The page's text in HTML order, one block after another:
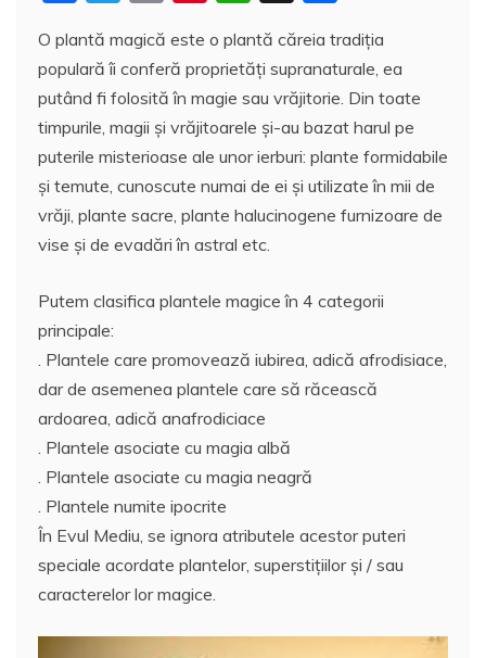
a
c
e
b
o
o
k
itt
er
ai
l
er
e
st
h
at
s
A
p
p
rt
aj
e
a
z
ă
O plantă magică este o plantă căreia tradiția
populară îi conferă proprietăți supranaturale, ea
putând fi folosită în magie sau vrăjitorie. Din toate
timpurile, magii și vrăjitoarele şi-au bazat harul pe
puterile misterioase ale unor ierburi: plante formidabile
şi temute, cunoscute numai de ei şi utilizate în mii de
vrăji, plante sacre, plante halucinogene furnizoare de
vise și de evadări în astral etc.
Putem clasifica plantele magice în 4 categorii
principale:
. Plantele care promovează iubirea, adică afrodisiace,
dar de asemenea plantele care să răcească
ardoarea, adică anafrodiciace
. Plantele asociate cu magia albă
. Plantele asociate cu magia neagră
. Plantele numite ipocrite
În Evul Mediu, se ignora atributele acestor puteri
speciale acordate plantelor, superstițiilor și / sau
caracterelor lor magice.